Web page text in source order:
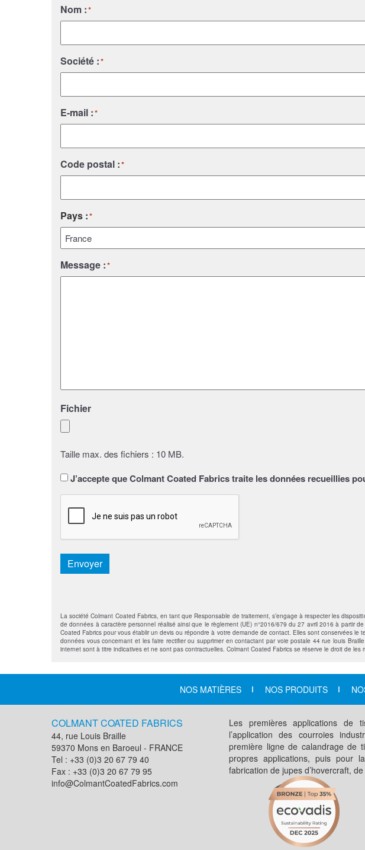
Nom :*
Société :*
E-mail :*
Code postal :*
Pays :*
Message :*
Fichier
Taille max. des fichiers : 10 MB.
SansJ’accepte que Colmant Coated Fabrics traite les données recueillies
CAPTCHA
Envoyer
La société Colmant Coated Fabrics, en tant que Responsable de traitement, s’engage à respecter les
de données à caractère personnel réalisé ainsi que le règlement (UE) n°2016/679 du 27 avril 2016 à partir
Coated Fabrics pour vous établir un devis ou répondre à votre demande de contact. Elles sont conservées
données vous concernant et les faire rectifier ou supprimer en contactant par voie postale 44 rue louis
internet sont à titre indicatives et ne sont pas contractuelles. Colmant Coated Fabrics se réserve le droit de les
NOS MATIÈRES NOS PRODUITS
COLMANT COATED FABRICS
44, rue Louis Braille
59370 Mons en Baroeul - FRANCE
Tel : +33 (0)3 20 67 79 40
Fax : +33 (0)3 20 67 79 95
info@ColmantCoatedFabrics.com
Les premières applications de
l’application des courroies
première ligne de calandrage de
propres applications, puis pour
fabrication de jupes d’hovercraft,